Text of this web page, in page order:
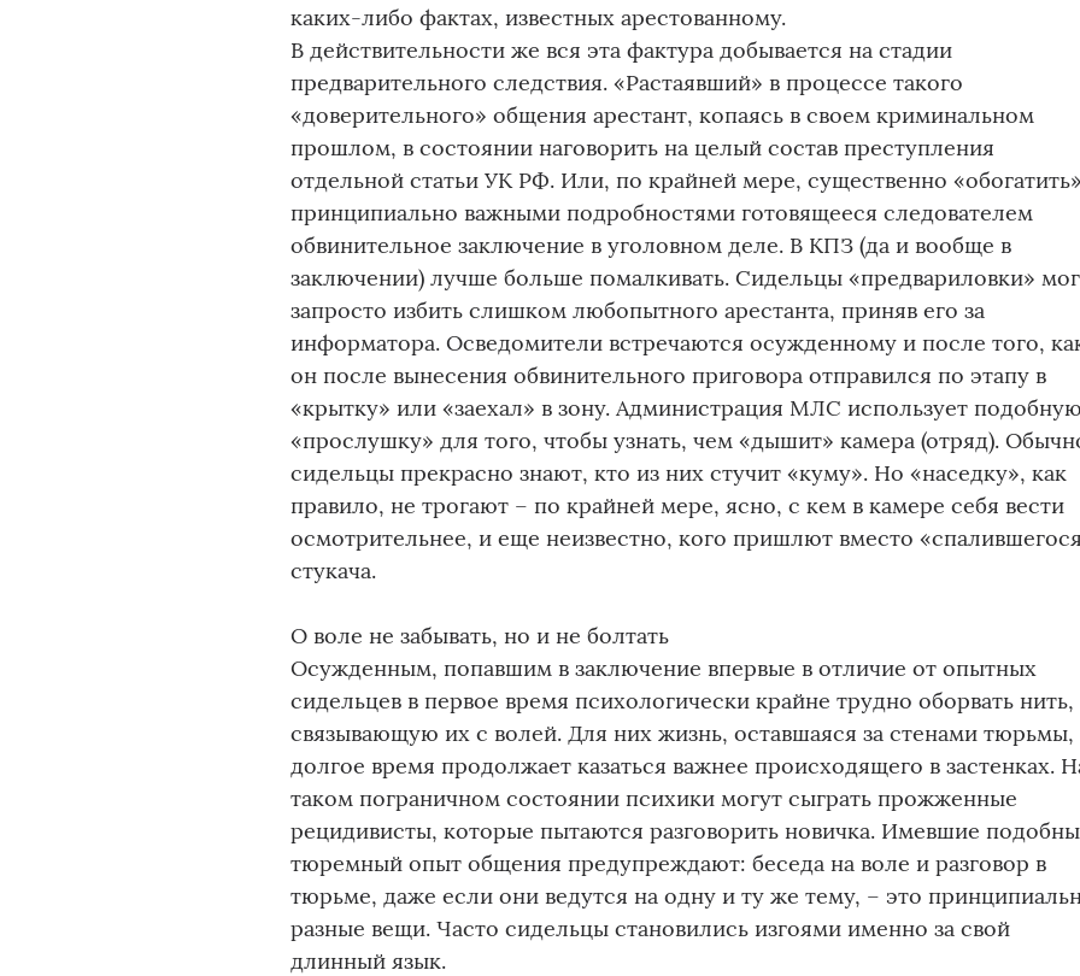
каких-либо фактах, известных арестованному.
В действительности же вся эта фактура добывается на стадии
предварительного следствия. «Растаявший» в процессе такого
«доверительного» общения арестант, копаясь в своем криминальном
прошлом, в состоянии наговорить на целый состав преступления
отдельной статьи УК РФ. Или, по крайней мере, существенно «обогатить»
принципиально важными подробностями готовящееся следователем
обвинительное заключение в уголовном деле. В КПЗ (да и вообще в
заключении) лучше больше помалкивать. Сидельцы «предвариловки»
запросто избить слишком любопытного арестанта, приняв его за
информатора. Осведомители встречаются осужденному и после того,
он после вынесения обвинительного приговора отправился по этапу в
«крытку» или «заехал» в зону. Администрация МЛС использует подобную
«прослушку» для того, чтобы узнать, чем «дышит» камера (отряд).
сидельцы прекрасно знают, кто из них стучит «куму». Но «наседку», как
правило, не трогают – по крайней мере, ясно, с кем в камере себя вести
осмотрительнее, и еще неизвестно, кого пришлют вместо
стукача.
О воле не забывать, но и не болтать
Осужденным, попавшим в заключение впервые в отличие от опытных
сидельцев в первое время психологически крайне трудно оборвать нить,
связывающую их с волей. Для них жизнь, оставшаяся за стенами тюрьмы,
долгое время продолжает казаться важнее происходящего в застенках.
таком пограничном состоянии психики могут сыграть прожженные
рецидивисты, которые пытаются разговорить новичка. Имевшие
тюремный опыт общения предупреждают: беседа на воле и разговор в
тюрьме, даже если они ведутся на одну и ту же тему, – это
разные вещи. Часто сидельцы становились изгоями именно за свой
длинный язык.